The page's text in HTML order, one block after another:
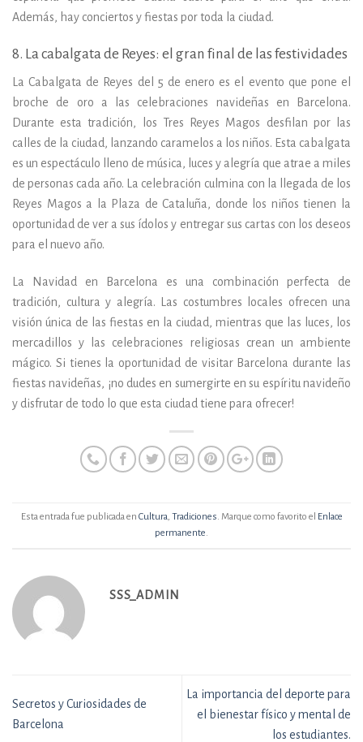
Además, hay conciertos y fiestas por toda la ciudad.
8. La cabalgata de Reyes: el gran final de las festividades
La Cabalgata de Reyes del 5 de enero es el evento que pone el
broche de oro a las celebraciones navideñas en Barcelona.
Durante esta tradición, los Tres Reyes Magos desfilan por las
calles de la ciudad, lanzando caramelos a los niños. Esta cabalgata
es un espectáculo lleno de música, luces y alegría que atrae a miles
de personas cada año. La celebración culmina con la llegada de los
Reyes Magos a la Plaza de Cataluña, donde los niños tienen la
oportunidad de ver a sus ídolos y entregar sus cartas con los deseos
para el nuevo año.
La Navidad en Barcelona es una combinación perfecta de
tradición, cultura y alegría. Las costumbres locales ofrecen una
visión única de las fiestas en la ciudad, mientras que las luces, los
mercadillos y las celebraciones religiosas crean un ambiente
mágico. Si tienes la oportunidad de visitar Barcelona durante las
fiestas navideñas, ¡no dudes en sumergirte en su espíritu navideño
y disfrutar de todo lo que esta ciudad tiene para ofrecer!
Esta entrada fue publicada en Cultura, Tradiciones. Marque como favorito el Enlace
permanente.
SSS_ADMIN
Secretos y Curiosidades de
Barcelona
La importancia del deporte para
el bienestar físico y mental de
los estudiantes.